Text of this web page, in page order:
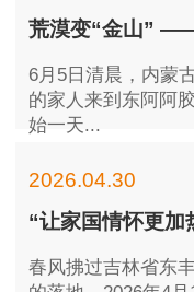
6月5日清晨，内蒙
的家人来到东阿阿
始一天...
春风拂过吉林省东
2026.04.30